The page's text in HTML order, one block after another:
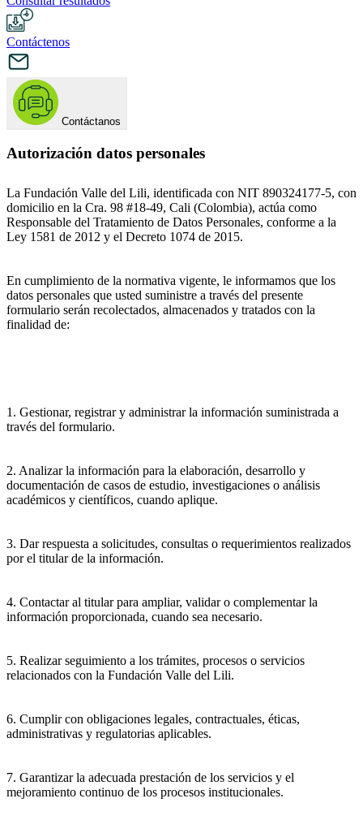
Contáctenos
Contáctanos
Autorización datos personales
La Fundación Valle del Lili, identificada con NIT 890324177-5, con
domicilio en la Cra. 98 #18-49, Cali (Colombia), actúa como
Responsable del Tratamiento de Datos Personales, conforme a la
Ley 1581 de 2012 y el Decreto 1074 de 2015.
En cumplimiento de la normativa vigente, le informamos que los
datos personales que usted suministre a través del presente
formulario serán recolectados, almacenados y tratados con la
finalidad de:
1. Gestionar, registrar y administrar la información suministrada a
través del formulario.
2. Analizar la información para la elaboración, desarrollo y
documentación de casos de estudio, investigaciones o análisis
académicos y científicos, cuando aplique.
3. Dar respuesta a solicitudes, consultas o requerimientos realizados
por el titular de la información.
4. Contactar al titular para ampliar, validar o complementar la
información proporcionada, cuando sea necesario.
5. Realizar seguimiento a los trámites, procesos o servicios
relacionados con la Fundación Valle del Lili.
6. Cumplir con obligaciones legales, contractuales, éticas,
administrativas y regulatorias aplicables.
7. Garantizar la adecuada prestación de los servicios y el
mejoramiento continuo de los procesos institucionales.